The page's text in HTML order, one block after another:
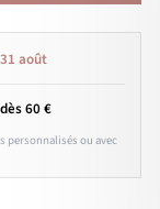
août
60 €
personnalisés ou avec